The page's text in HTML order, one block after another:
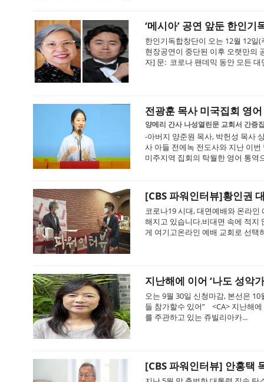
‘메시아’ 공연 앞둔 한인
한인기독합창단이 오는 12월 12일
현장공연이 중단된 이후 오랫만의
자] 문: 코로나 팬데믹 동안 모든
전광훈 목사 미국집회 영
양메리 간사 나성열린문 교회서 간증
-아버지 양준원 목사, 박헌성 목사
사 아들 전에녹 전도사와 지난 이
미주지역 집회의 탁월한 영어 통역
[CBS 파워인터뷰]황인권
코로나19 시대, 대면예배와 온라
해지고 있습니다.비대면 속에 적지
게 여기고온라인 예배 교회로 선택
지난해에 이어 ‘나도 성악
오는 9월 30일 신청마감, 본선은
들 참가할수 있어” <CA> 지난해에
를 주관하고 있는 쥬빌리아카...
[CBS 파워인터뷰] 안홍택